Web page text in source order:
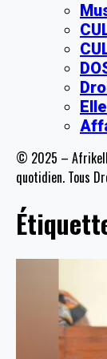
© 2025 –
quotidien. Tous